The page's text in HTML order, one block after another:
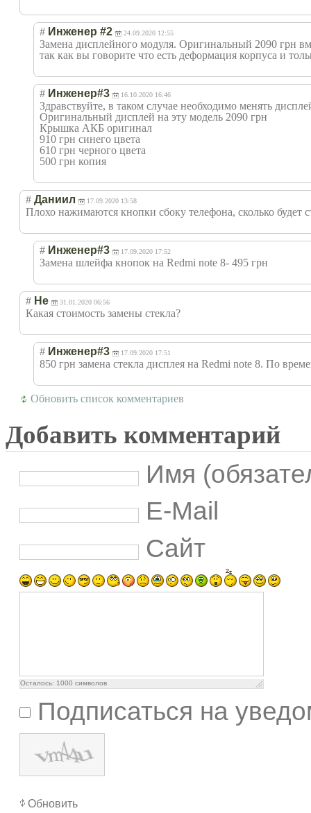
# Инженер #2 24.09.2020 12:55
Замена дисплейного модуля. Оригинальный 2090 грн
так как вы говорите что есть деформация корпуса и
# Инженер#3 16.10.2020 16:46
Здравствуйте, в таком случае необходимо менять
Оригинальный дисплей на эту модель 2090 грн
Крышка АКБ оригинал
910 грн синего цвета
610 грн черного цвета
500 грн копия
# Даниил 17.09.2020 13:58
Плохо нажимаются кнопки сбоку телефона, сколько будет
# Инженер#3 17.09.2020 17:52
Замена шлейфа кнопок на Redmi note 8- 495 грн
# Не 31.01.2020 06:56
Какая стоимость замены стекла?
# Инженер#3 17.09.2020 17:51
850 грн замена стекла дисплея на Redmi note 8. По
Обновить список комментариев
Добавить комментарий
Имя
E-Mail
Сайт
Осталось: 1000 символов
Подписаться на
Обновить